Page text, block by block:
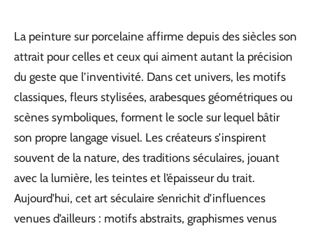
La peinture sur porcelaine affirme depuis des siècles son
attrait pour celles et ceux qui aiment autant la précision
du geste que l’inventivité. Dans cet univers, les motifs
classiques, fleurs stylisées, arabesques géométriques ou
scènes symboliques, forment le socle sur lequel bâtir
son propre langage visuel. Les créateurs s’inspirent
souvent de la nature, des traditions séculaires, jouant
avec la lumière, les teintes et l’épaisseur du trait.
Aujourd’hui, cet art séculaire s’enrichit d’influences
venues d’ailleurs : motifs abstraits, graphismes venus